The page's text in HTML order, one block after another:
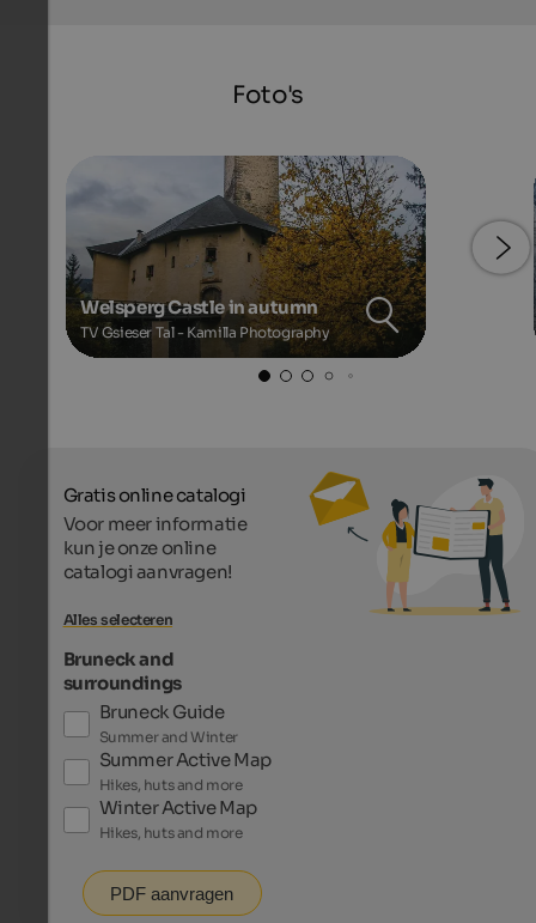
Foto's
Welsperg Castle in autumn
TV Gsieser Tal - Kamilla Photography
Gratis online catalogi
Voor meer informatie
kun je onze online
catalogi aanvragen!
Alles selecteren
Bruneck and
surroundings
Bruneck Guide
Summer and Winter
Summer Active Map
Hikes, huts and more
Winter Active Map
Hikes, huts and more
PDF aanvragen